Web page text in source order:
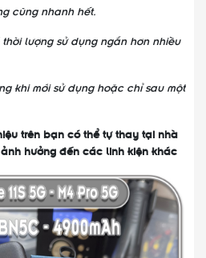
cũng nhanh hết.
lượng sử dụng ngắn hơn nhiều
khi mới sử dụng hoặc chỉ sau một
trên bạn có thể tự thay tại nhà
hưởng đến các linh kiện khác